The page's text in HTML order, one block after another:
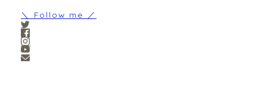
＼ Follow me ／